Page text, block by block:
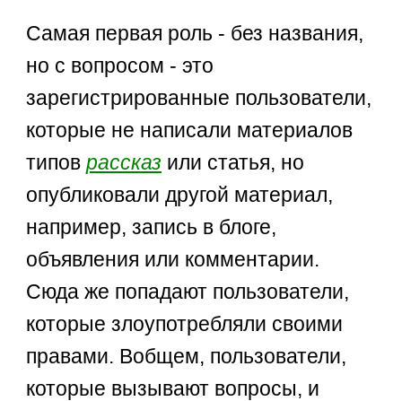
Самая первая роль - без названия,
но с вопросом - это
зарегистрированные пользователи,
которые не написали материалов
типоврассказ или статья, но
опубликовали другой материал,
например, запись в блоге,
объявления или комментарии.
Сюда же попадают пользователи,
которые злоупотребляли своими
правами. Вобщем, пользователи,
которые вызывают вопросы, и